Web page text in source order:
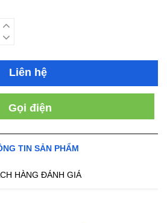
Liên hệ
Gọi điện
TIN SẢN PHẨM
HÀNG ĐÁNH GIÁ